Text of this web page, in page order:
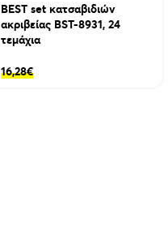
BEST set κατσαβιδιών
ακριβείας BST-8931, 24
τεμάχια
16,28€